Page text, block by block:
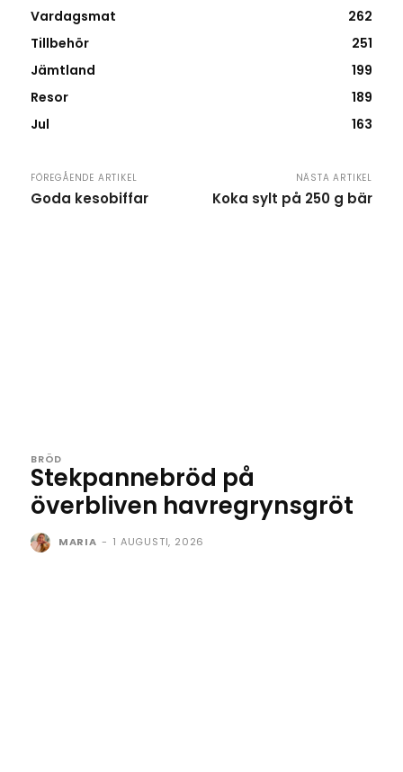
Vardagsmat
262
Tillbehör
251
Jämtland
199
Resor
189
Jul
163
FÖREGÅENDE ARTIKEL
Goda kesobiffar
NÄSTA ARTIKEL
Koka sylt på 250 g bär
BRÖD
Stekpannebröd på
överbliven havregrynsgröt
MARIA - 1 AUGUSTI, 2026